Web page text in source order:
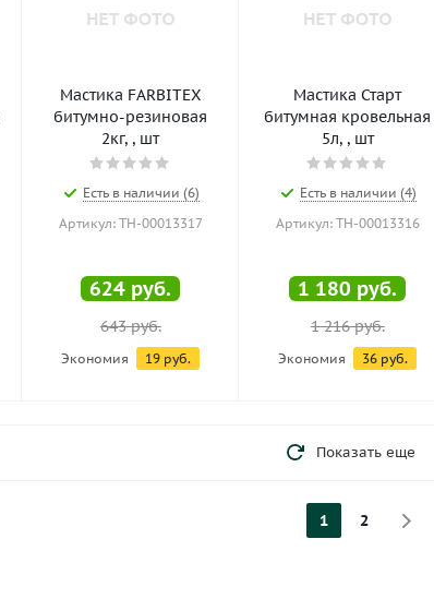
Мастика FARBITEX
битумно-резиновая
2кг, , шт
Есть в наличии (6)
Артикул: ТН-00013317
624 руб.
643руб.
Экономия 19 руб.
Мастика Старт
битумная кровельная
5л, , шт
Есть в наличии (4)
Артикул: ТН-00013316
1 180 руб.
1 216руб.
Экономия 36 руб.
Показать еще
1 2